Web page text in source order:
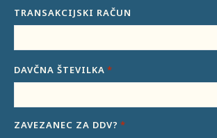
TRANSAKCIJSKI RAČUN
DAVČNA ŠTEVILKA *
ZAVEZANEC ZA DDV? *